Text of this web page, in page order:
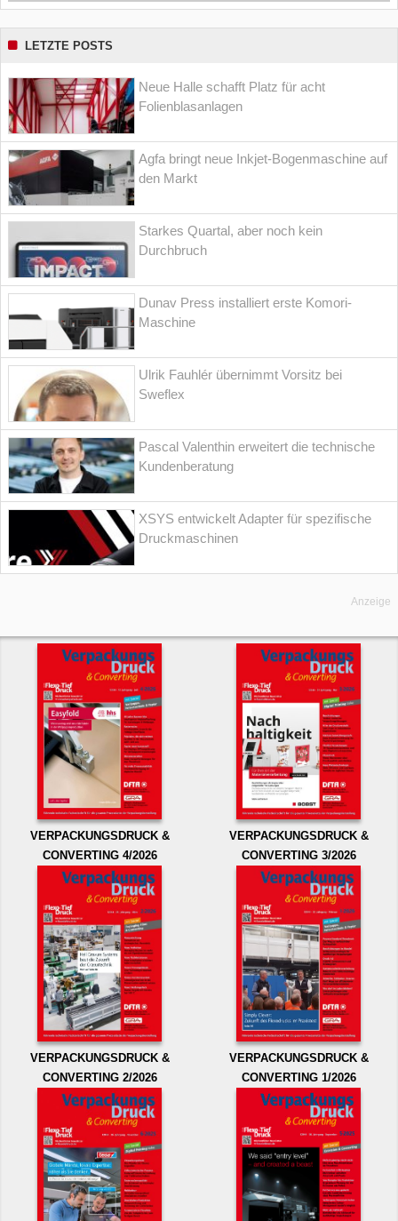
LETZTE POSTS
Neue Halle schafft Platz für acht
Folienblasanlagen
Agfa bringt neue Inkjet-Bogenmaschine auf
den Markt
Starkes Quartal, aber noch kein
Durchbruch
Dunav Press installiert erste Komori-
Maschine
Ulrik Fauhlér übernimmt Vorsitz bei
Sweflex
Pascal Valenthin erweitert die technische
Kundenberatung
XSYS entwickelt Adapter für spezifische
Druckmaschinen
Anzeige
VERPACKUNGSDRUCK &
CONVERTING 4/2026
VERPACKUNGSDRUCK &
CONVERTING 3/2026
VERPACKUNGSDRUCK &
CONVERTING 2/2026
VERPACKUNGSDRUCK &
CONVERTING 1/2026